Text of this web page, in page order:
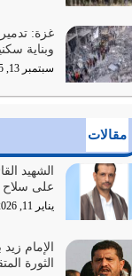
الدين الذي شرعه الله لا
واجتهاداتنا لأننا
يوليو 24, 2026
يجب أن نعود جميعاً الى
لنعتصم بحبل الله
يوليو 22, 2026
المُلك كله لله تعالى
وبناية
سبتمبر 13, 2025
مقالات
الشهيد
على سلاح
يناير 11, 2026
الإمام
الثورة